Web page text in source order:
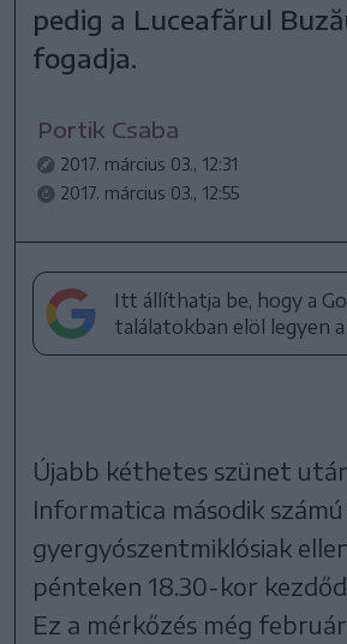
pedig a Luceafărul
fogadja.
Portik Csaba
2017. március 03., 12:31
2017. március 03., 12:55
Itt állíthatja be, hogy a
találatokban elöl legyen
Újabb kéthetes szünet
Informatica második
gyergyószentmiklósiak
pénteken 18.30-kor
Ez a mérkőzés még